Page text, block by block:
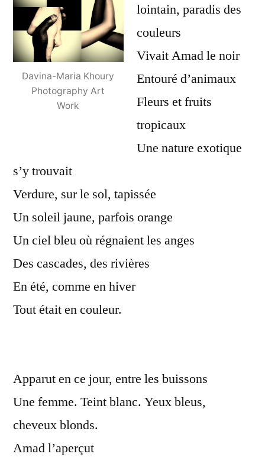
Davina-Maria Khoury
Photography Art
Work
lointain, paradis des
couleurs
Vivait Amad le noir
Entouré d’animaux
Fleurs et fruits
tropicaux
Une nature exotique
s’y trouvait
Verdure, sur le sol, tapissée
Un soleil jaune, parfois orange
Un ciel bleu où régnaient les anges
Des cascades, des rivières
En été, comme en hiver
Tout était en couleur.
Apparut en ce jour, entre les buissons
Une femme. Teint blanc. Yeux bleus,
cheveux blonds.
Amad l’aperçut